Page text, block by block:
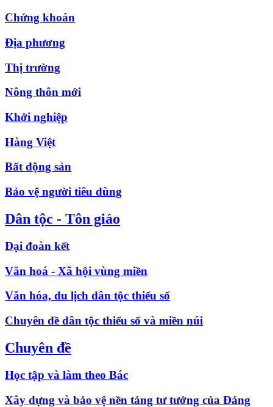
Chứng khoán
Địa phương
Thị trường
Nông thôn mới
Khởi nghiệp
Hàng Việt
Bất động sản
Bảo vệ người tiêu dùng
Dân tộc - Tôn giáo
Đại đoàn kết
Văn hoá - Xã hội vùng miền
Văn hóa, du lịch dân tộc thiểu số
Chuyên đề dân tộc thiểu số và miền núi
Chuyên đề
Học tập và làm theo Bác
Xây dựng và bảo vệ nền tảng tư tưởng của Đảng